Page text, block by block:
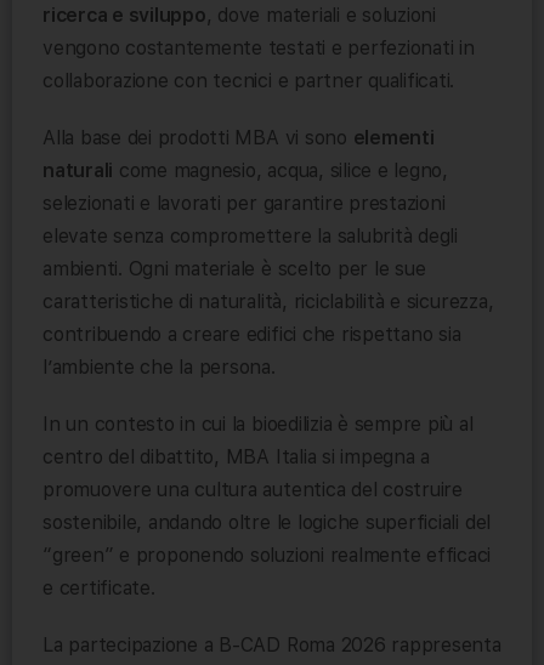
ricerca e sviluppo, dove materiali e soluzioni
vengono costantemente testati e perfezionati in
collaborazione con tecnici e partner qualificati.
Alla base dei prodotti MBA vi sono elementi
naturali come magnesio, acqua, silice e legno,
selezionati e lavorati per garantire prestazioni
elevate senza compromettere la salubrità degli
ambienti. Ogni materiale è scelto per le sue
caratteristiche di naturalità, riciclabilità e sicurezza,
contribuendo a creare edifici che rispettano sia
l’ambiente che la persona.
In un contesto in cui la bioedilizia è sempre più al
centro del dibattito, MBA Italia si impegna a
promuovere una cultura autentica del costruire
sostenibile, andando oltre le logiche superficiali del
“green” e proponendo soluzioni realmente efficaci
e certificate.
La partecipazione a B-CAD Roma 2026 rappresenta